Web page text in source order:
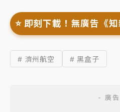
⭐️ 即刻下載！無廣告《
# 濟州航空 # 黑盒子